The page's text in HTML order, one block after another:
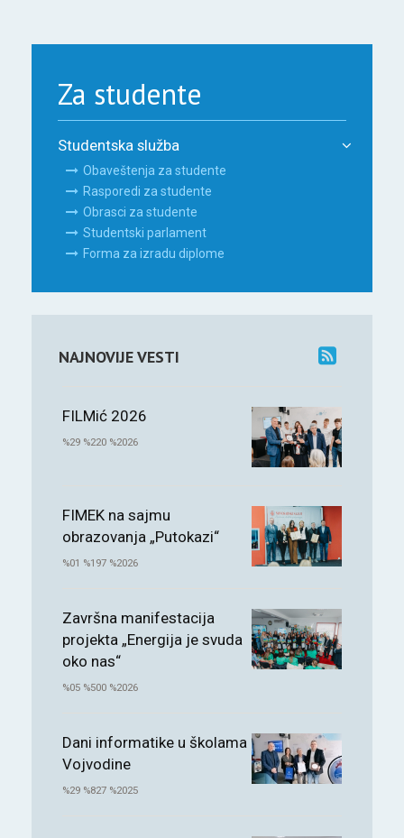
Za studente
Studentska služba
Obaveštenja za studente
Rasporedi za studente
Obrasci za studente
Studentski parlament
Forma za izradu diplome
NAJNOVIJE VESTI
FILMić 2026
%29 %220 %2026
FIMEK na sajmu
obrazovanja „Putokazi“
%01 %197 %2026
Završna manifestacija
projekta „Energija je svuda
oko nas“
%05 %500 %2026
Dani informatike u školama
Vojvodine
%29 %827 %2025